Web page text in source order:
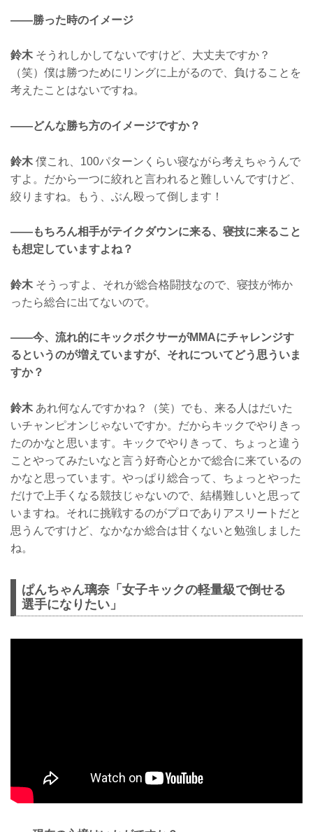
——勝った時のイメージ
鈴木 そうれしかしてないですけど、大丈夫ですか？
（笑）僕は勝つためにリングに上がるので、負けることを
考えたことはないですね。
——どんな勝ち方のイメージですか？
鈴木 僕これ、100パターンくらい寝ながら考えちゃうんで
すよ。だから一つに絞れと言われると難しいんですけど、
絞りますね。もう、ぶん殴って倒します！
——もちろん相手がテイクダウンに来る、寝技に来ること
も想定していますよね？
鈴木 そうっすよ、それが総合格闘技なので、寝技が怖か
ったら総合に出てないので。
——今、流れ的にキックボクサーがMMAにチャレンジす
るというのが増えていますが、それについてどう思ういま
すか？
鈴木 あれ何なんですかね？（笑）でも、来る人はだいた
いチャンピオンじゃないですか。だからキックでやりきっ
たのかなと思います。キックでやりきって、ちょっと違う
ことやってみたいなと言う好奇心とかで総合に来ているの
かなと思っています。やっぱり総合って、ちょっとやった
だけで上手くなる競技じゃないので、結構難しいと思って
いますね。それに挑戦するのがプロでありアスリートだと
思うんですけど、なかなか総合は甘くないと勉強しました
ね。
ぱんちゃん璃奈「女子キックの軽量級で倒せる
選手になりたい」